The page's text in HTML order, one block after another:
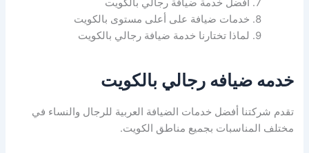
خدمات ضيافة على أعلى مستوى بالكويت
لماذا تختارنا خدمة ضيافة رجالي بالكويت
خدمه ضيافه رجالي بالكويت
تقدم شركتنا أفضل خدمات الضيافة العربية للرجال والنساء في
مختلف المناسبات بجميع مناطق الكويت.